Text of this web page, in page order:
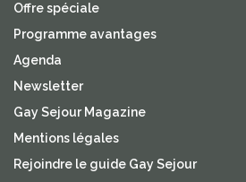
Offre spéciale
Programme avantages
Agenda
Newsletter
Gay Sejour Magazine
Mentions légales
Rejoindre le guide Gay Sejour